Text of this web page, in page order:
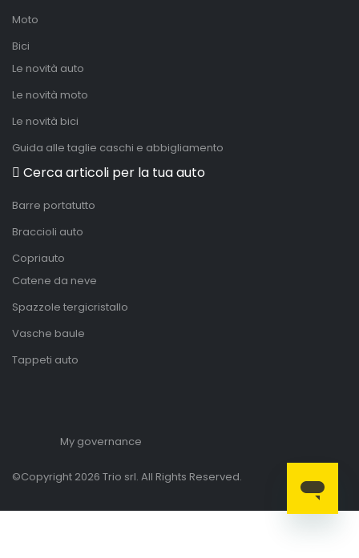
Moto
Bici
Le novità auto
Le novità moto
Le novità bici
Guida alle taglie caschi e abbigliamento
Cerca articoli per la tua auto
Barre portatutto
Braccioli auto
Copriauto
Catene da neve
Spazzole tergicristallo
Vasche baule
Tappeti auto
My governance
©Copyright 2026 Trio srl. All Rights Reserved.